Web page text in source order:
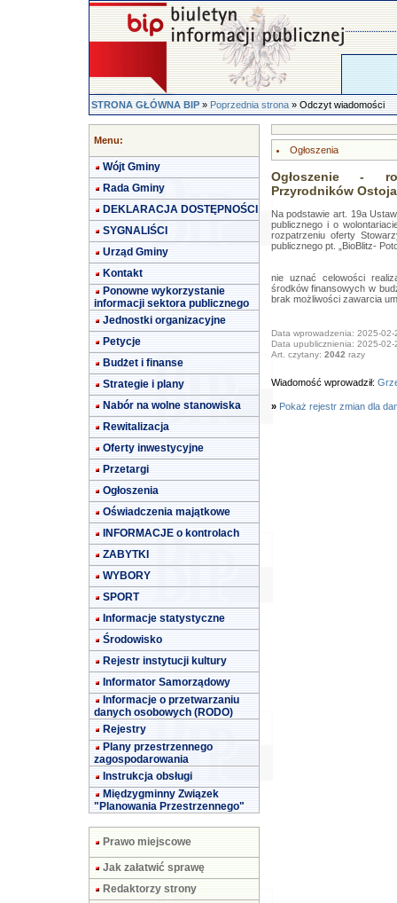
STRONA GŁÓWNA BIP»Poprzednia strona» Odczyt wiadomości
Menu:
Wójt Gminy
Rada Gminy
DEKLARACJA DOSTĘPNOŚCI
SYGNALIŚCI
Urząd Gminy
Kontakt
Ponowne wykorzystanie
informacji sektora publicznego
Jednostki organizacyjne
Petycje
Budżet i finanse
Strategie i plany
Nabór na wolne stanowiska
Rewitalizacja
Oferty inwestycyjne
Przetargi
Ogłoszenia
Oświadczenia majątkowe
INFORMACJE o kontrolach
ZABYTKI
WYBORY
SPORT
Informacje statystyczne
Środowisko
Rejestr instytucji kultury
Informator Samorządowy
Informacje o przetwarzaniu
danych osobowych (RODO)
Rejestry
Plany przestrzennego
zagospodarowania
Instrukcja obsługi
Międzygminny Związek
"Planowania Przestrzennego"
Prawo miejscowe
Jak załatwić sprawę
Redaktorzy strony
Ogłoszenia
Ogłoszenie -
Przyrodników
Na podstawie art. 19a
publicznego i o
rozpatrzeniu oferty
publicznego pt. „BioBlitz-
nie uznać celowości
środków finansowych w
brak możliwości zawarcia
Data wprowadzenia: 2025-02-
Data upublicznienia: 2025-02-
Art. czytany: 2042 razy
Wiadomość wprowadził:
» Pokaż rejestr zmian dla